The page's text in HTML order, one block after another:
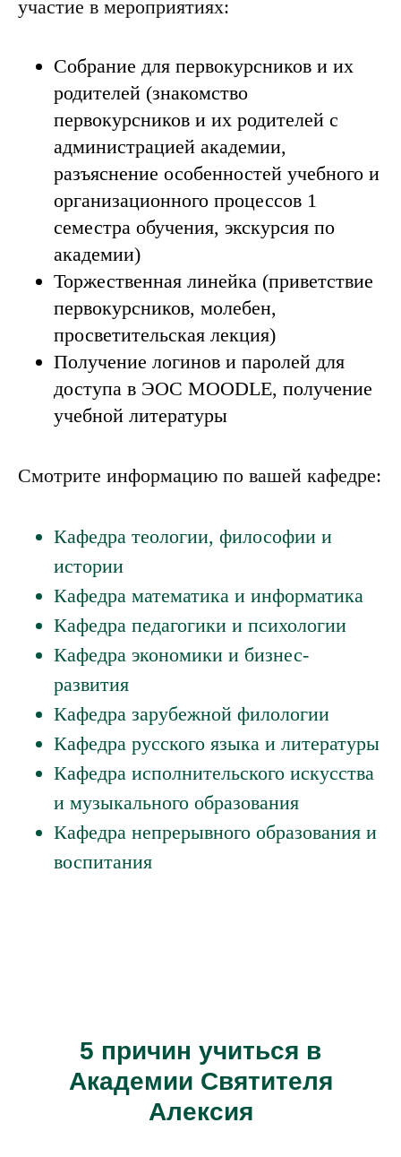
После зачисления студенты принимают
Собрание для первокурсников и их
родителей (знакомство
первокурсников и их родителей с
администрацией академии,
разъяснение особенностей учебного и
организационного процессов 1
семестра обучения, экскурсия по
академии)
Торжественная линейка (приветствие
первокурсников, молебен,
просветительская лекция)
Получение логинов и паролей для
доступа в ЭОС MOODLE, получение
Кафедра теологии, философии и
истории
Кафедра математика и информатика
Кафедра педагогики и психологии
Кафедра экономики и бизнес-
развития
Кафедра зарубежной филологии
Кафедра русского языка и литературы
Кафедра исполнительского искусства
и музыкального образования
Кафедра непрерывного образования и
5 причин учиться в
Академии Святителя